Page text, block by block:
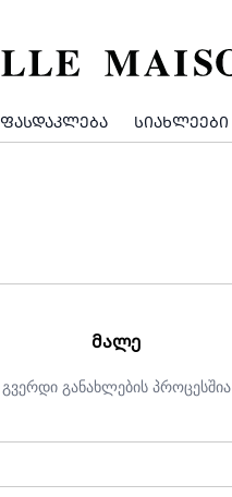
ᲤᲐᲡᲓᲐᲙᲚᲔᲑᲐ ᲡᲘᲐᲮᲚᲔᲔᲑᲘ
ᲛᲐᲚᲔ
გვერდი განახლების პროცესშია